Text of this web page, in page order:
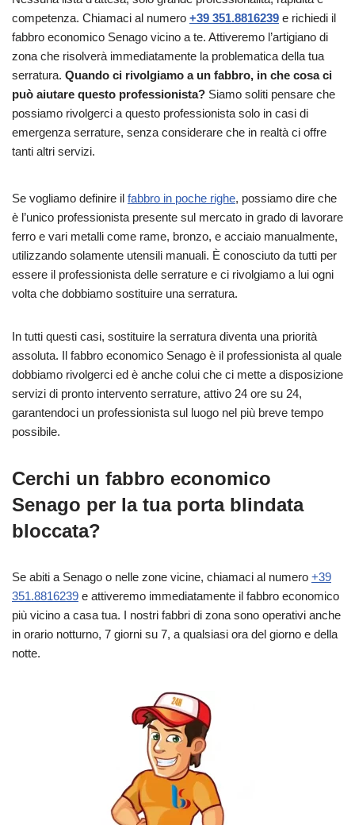
competenza. Chiamaci al numero +39 351.8816239 e richiedi il
fabbro economico Senago vicino a te. Attiveremo l’artigiano di
zona che risolverà immediatamente la problematica della tua
serratura. Quando ci rivolgiamo a un fabbro, in che cosa ci
può aiutare questo professionista? Siamo soliti pensare che
possiamo rivolgerci a questo professionista solo in casi di
emergenza serrature, senza considerare che in realtà ci offre
tanti altri servizi.
Se vogliamo definire il fabbro in poche righe, possiamo dire che
è l’unico professionista presente sul mercato in grado di lavorare
ferro e vari metalli come rame, bronzo, e acciaio manualmente,
utilizzando solamente utensili manuali. È conosciuto da tutti per
essere il professionista delle serrature e ci rivolgiamo a lui ogni
volta che dobbiamo sostituire una serratura.
In tutti questi casi, sostituire la serratura diventa una priorità
assoluta. Il fabbro economico Senago è il professionista al quale
dobbiamo rivolgerci ed è anche colui che ci mette a disposizione
servizi di pronto intervento serrature, attivo 24 ore su 24,
garantendoci un professionista sul luogo nel più breve tempo
possibile.
Cerchi un fabbro economico
Senago per la tua porta blindata
bloccata?
Se abiti a Senago o nelle zone vicine, chiamaci al numero +39
351.8816239 e attiveremo immediatamente il fabbro economico
più vicino a casa tua. I nostri fabbri di zona sono operativi anche
in orario notturno, 7 giorni su 7, a qualsiasi ora del giorno e della
notte.